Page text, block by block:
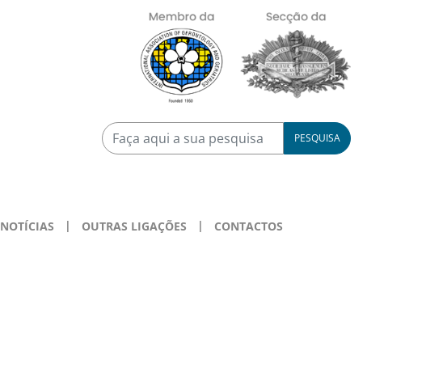
PESQUISA
NOTÍCIAS OUTRAS LIGAÇÕES CONTACTOS